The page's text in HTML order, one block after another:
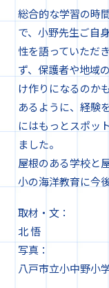
総合的な学習の時
で、小野先生ご自
性を語っていただ
ず、保護者や地域
け作りになるのか
あるように、経験
にはもっとスポッ
ました。
屋根のある学校と
小の海洋教育に今
取材・文：
北 悟
写真：
八戸市立小中野小